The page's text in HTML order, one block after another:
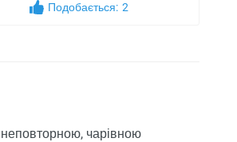
Подобається: 2
чарівною